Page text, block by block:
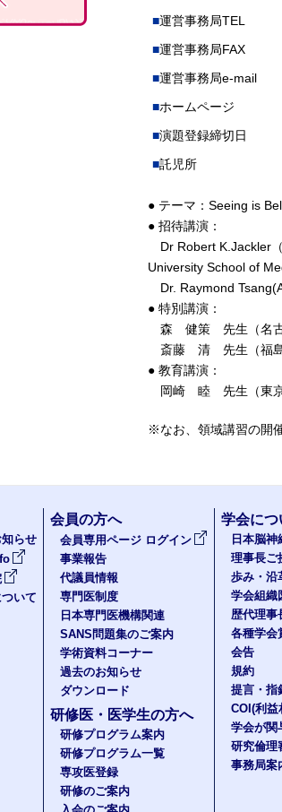
運営事務局TEL
運営事務局FAX
運営事務局e-mail
ホームページ
演題登録締切日
託児所
● テーマ：Seeing is
● 招待講演：
Dr Robert K.Jackler
University School of
Dr. Raymond
● 特別講演：
森 健策 先生（名古
斎藤 清 先生（福島
● 教育講演：
岡崎 睦 先生（東京
※なお、領域講習の開
らせ
いて
会員の方へ
会員専用ページ ログイン
事業報告
代議員情報
専門医制度
日本専門医機構関連
SANS問題集のご案内
学術資料コーナー
過去のお知らせ
ダウンロード
研修医・医学生の方へ
研修プログラム案内
研修プログラム一覧
専攻医登録
研修のご案内
学会につ
日本脳神
理事長ご
歩み・沿
学会組織
歴代理事
各種学会
会告
規約
提言・指
COI(利益
学会が関
研究倫理
事務局案